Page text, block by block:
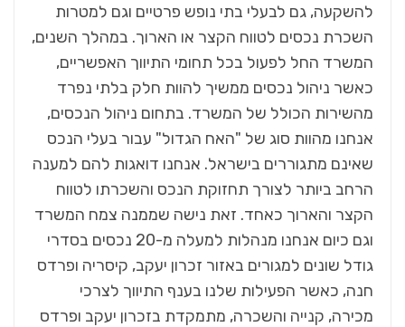
להשקעה, גם לבעלי בתי נופש פרטיים וגם למטרות
השכרת נכסים לטווח הקצר או הארוך. במהלך השנים,
המשרד החל לפעול בכל תחומי התיווך האפשריים,
כאשר ניהול נכסים ממשיך להוות חלק בלתי נפרד
מהשירות הכולל של המשרד. בתחום ניהול הנכסים,
אנחנו מהוות סוג של "האח הגדול" עבור בעלי הנכס
שאינם מתגוררים בישראל. אנחנו דואגות להם למענה
הרחב ביותר לצורך תחזוקת הנכס והשכרתו לטווח
הקצר והארוך כאחד. זאת נישה שממנה צמח המשרד
וגם כיום אנחנו מנהלות למעלה מ-20 נכסים בסדרי
גודל שונים למגורים באזור זכרון יעקב, קיסריה ופרדס
חנה, כאשר הפעילות שלנו בענף התיווך לצרכי
מכירה, קנייה והשכרה, מתמקדת בזכרון יעקב ופרדס